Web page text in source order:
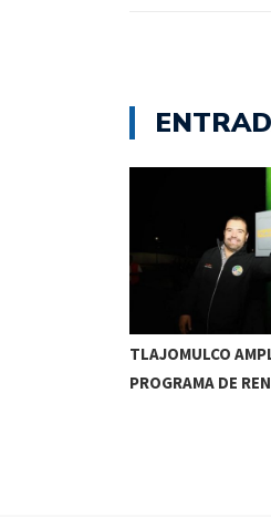
TLAJOMULCO
PROGRAMA DE